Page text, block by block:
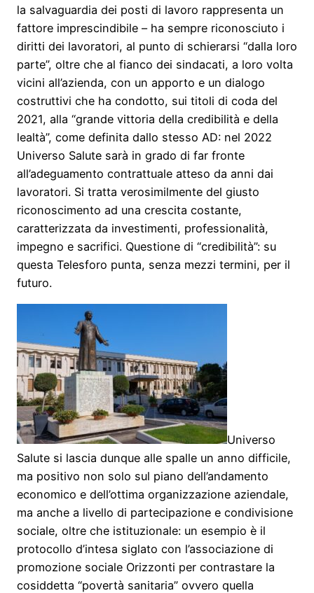
la salvaguardia dei posti di lavoro rappresenta un
fattore imprescindibile – ha sempre riconosciuto i
diritti dei lavoratori, al punto di schierarsi “dalla loro
parte”, oltre che al fianco dei sindacati, a loro volta
vicini all’azienda, con un apporto e un dialogo
costruttivi che ha condotto, sui titoli di coda del
2021, alla “grande vittoria della credibilità e della
lealtà”, come definita dallo stesso AD: nel 2022
Universo Salute sarà in grado di far fronte
all’adeguamento contrattuale atteso da anni dai
lavoratori. Si tratta verosimilmente del giusto
riconoscimento ad una crescita costante,
caratterizzata da investimenti, professionalità,
impegno e sacrifici. Questione di “credibilità”: su
questa Telesforo punta, senza mezzi termini, per il
futuro.
Universo
Salute si lascia dunque alle spalle un anno difficile,
ma positivo non solo sul piano dell’andamento
economico e dell’ottima organizzazione aziendale,
ma anche a livello di partecipazione e condivisione
sociale, oltre che istituzionale: un esempio è il
protocollo d’intesa siglato con l’associazione di
promozione sociale Orizzonti per contrastare la
cosiddetta “povertà sanitaria” ovvero quella